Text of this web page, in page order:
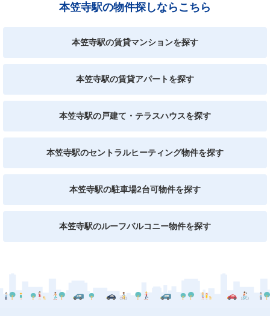
本笠寺駅の物件探しならこちら
本笠寺駅の賃貸マンションを探す
本笠寺駅の賃貸アパートを探す
本笠寺駅の戸建て・テラスハウスを探す
本笠寺駅のセントラルヒーティング物件を探す
本笠寺駅の駐車場2台可物件を探す
本笠寺駅のルーフバルコニー物件を探す